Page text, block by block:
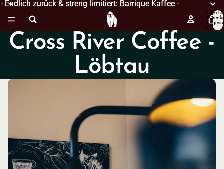
- Endlich zurück & streng limitiert: Barrique Kaffee -
- Endlich zurück & streng limitiert: Barrique Kaffee -
Artikel
0
Cross River Coffee -
Löbtau